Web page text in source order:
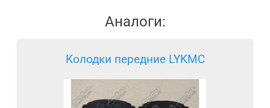
Аналоги:
Колодки передние LYKMC